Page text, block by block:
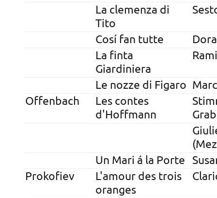
La clemenza di
Tito
Cosí fan tutte
La finta
Giardiniera
Le nozze di Figaro
Offenbach
Les contes
d'Hoffmann
Grab
Un Mari á la Porte
Prokofiev
L'amour des trois
oranges